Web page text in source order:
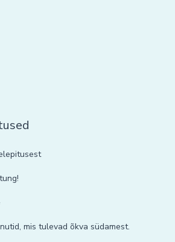
mis tulevad õkva südamest.